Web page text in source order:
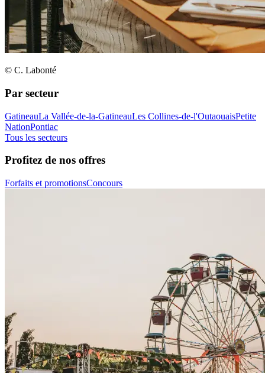
© C. Labonté
Par secteur
GatineauLa Vallée-de-la-GatineauLes Collines-de-l'OutaouaisPetite
NationPontiac
Tous les secteurs
Profitez de nos offres
Forfaits et promotionsConcours